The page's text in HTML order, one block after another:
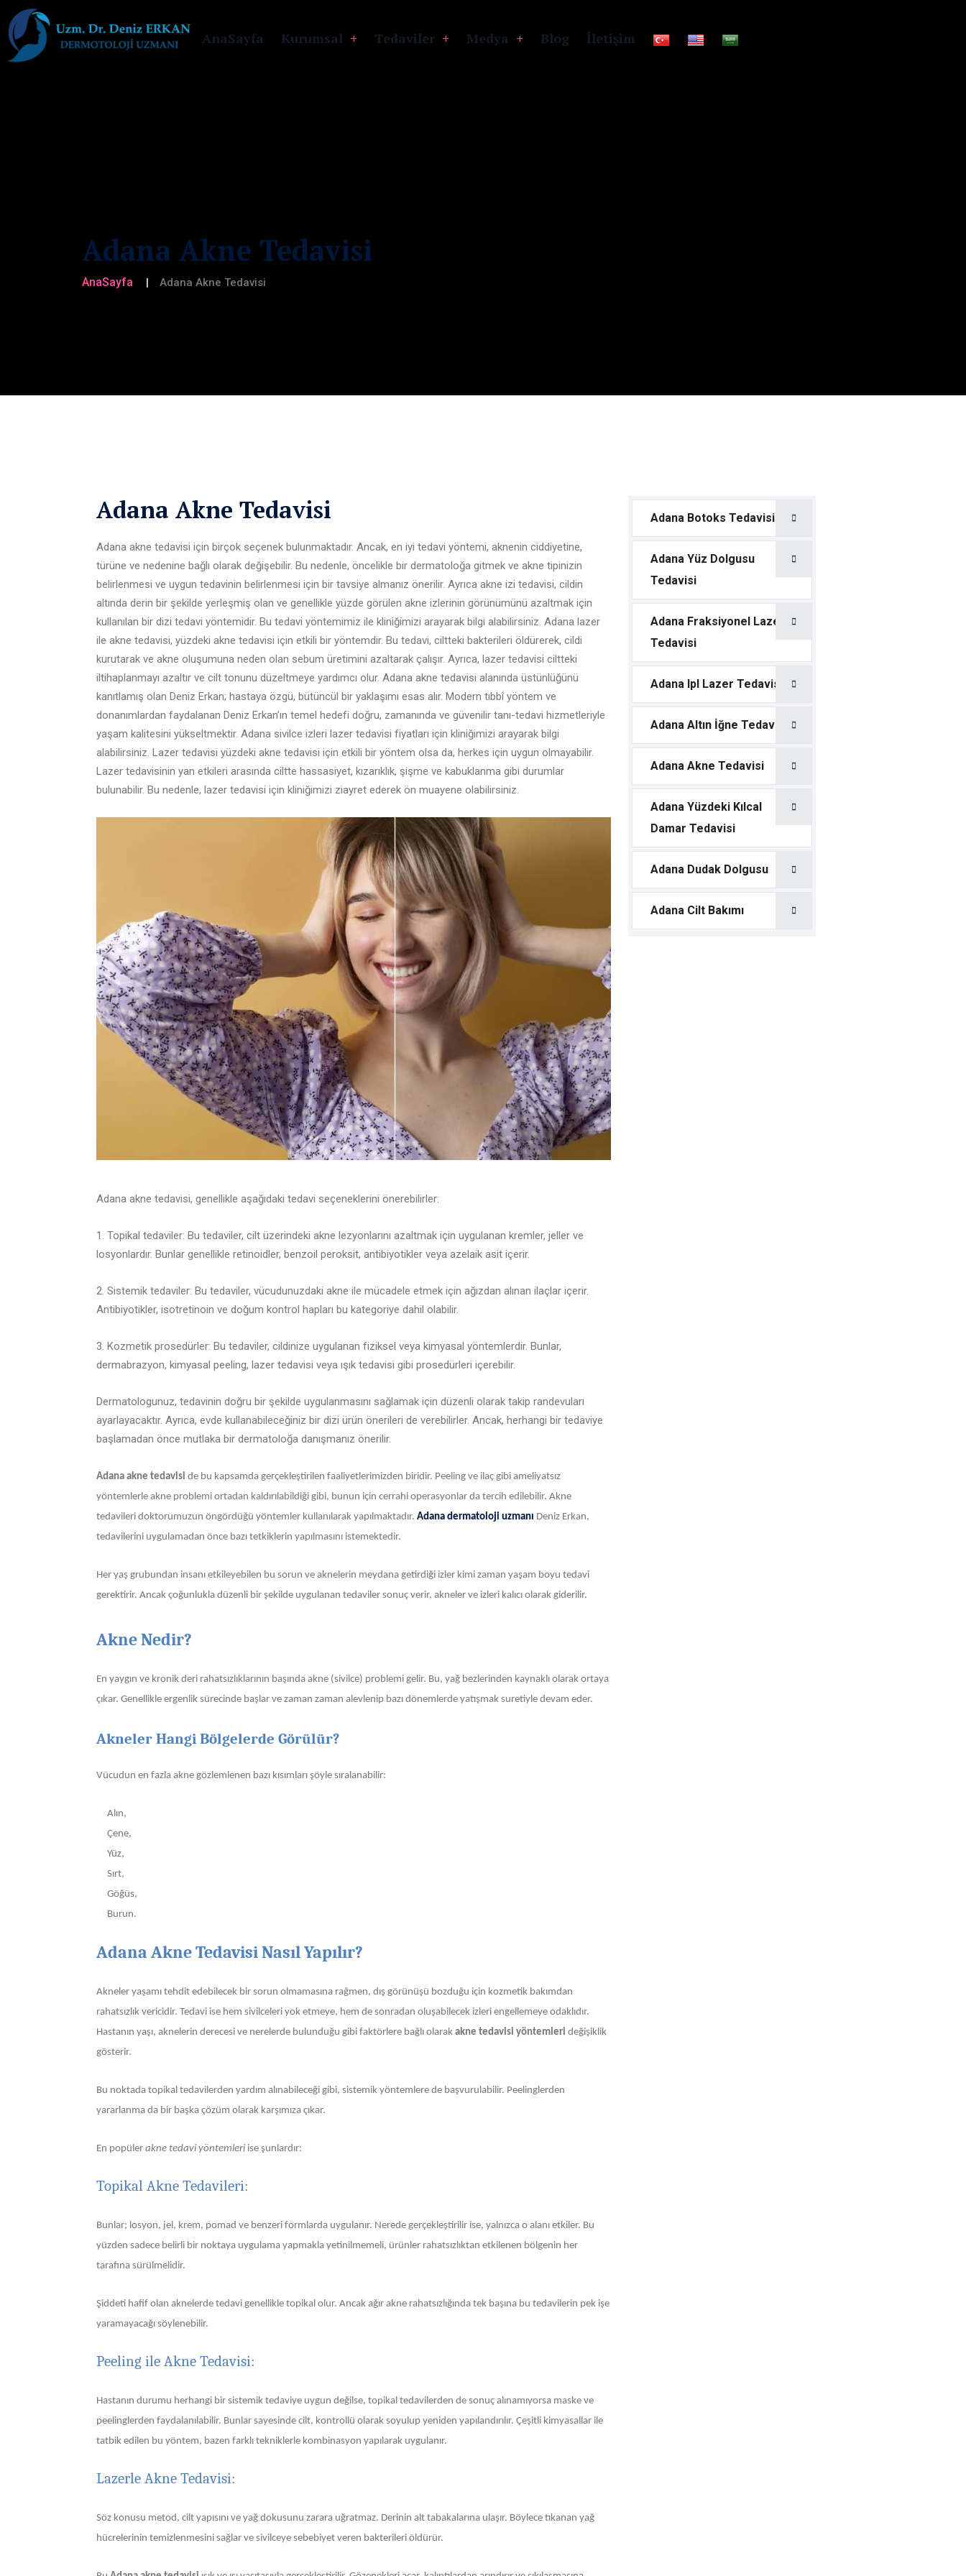
AnaSayfa Kurumsal Tedaviler Medya Blog İletişim
Adana Akne Tedavisi
AnaSayfa Adana Akne Tedavisi
Adana Akne Tedavisi
Adana akne tedavisi için birçok seçenek bulunmaktadır. Ancak, en iyi tedavi yöntemi, aknenin ciddiyetine,
türüne ve nedenine bağlı olarak değişebilir. Bu nedenle, öncelikle bir dermatoloğa gitmek ve akne tipinizin
belirlenmesi ve uygun tedavinin belirlenmesi için bir tavsiye almanız önerilir. Ayrıca akne izi tedavisi, cildin
altında derin bir şekilde yerleşmiş olan ve genellikle yüzde görülen akne izlerinin görünümünü azaltmak için
kullanılan bir dizi tedavi yöntemidir. Bu tedavi yöntemimiz ile kliniğimizi arayarak bilgi alabilirsiniz. Adana lazer
ile akne tedavisi, yüzdeki akne tedavisi için etkili bir yöntemdir. Bu tedavi, ciltteki bakterileri öldürerek, cildi
kurutarak ve akne oluşumuna neden olan sebum üretimini azaltarak çalışır. Ayrıca, lazer tedavisi ciltteki
iltihaplanmayı azaltır ve cilt tonunu düzeltmeye yardımcı olur. Adana akne tedavisi alanında üstünlüğünü
kanıtlamış olan Deniz Erkan; hastaya özgü, bütüncül bir yaklaşımı esas alır. Modern tıbbî yöntem ve
donanımlardan faydalanan Deniz Erkan’ın temel hedefi doğru, zamanında ve güvenilir tanı-tedavi hizmetleriyle
yaşam kalitesini yükseltmektir. Adana sivilce izleri lazer tedavisi fiyatları için kliniğimizi arayarak bilgi
alabilirsiniz. Lazer tedavisi yüzdeki akne tedavisi için etkili bir yöntem olsa da, herkes için uygun olmayabilir.
Lazer tedavisinin yan etkileri arasında ciltte hassasiyet, kızarıklık, şişme ve kabuklanma gibi durumlar
bulunabilir. Bu nedenle, lazer tedavisi için kliniğimizi ziayret ederek ön muayene olabilirsiniz.
Adana akne tedavisi, genellikle aşağıdaki tedavi seçeneklerini önerebilirler:
1. Topikal tedaviler: Bu tedaviler, cilt üzerindeki akne lezyonlarını azaltmak için uygulanan kremler, jeller ve
losyonlardır. Bunlar genellikle retinoidler, benzoil peroksit, antibiyotikler veya azelaik asit içerir.
2. Sistemik tedaviler: Bu tedaviler, vücudunuzdaki akne ile mücadele etmek için ağızdan alınan ilaçlar içerir.
Antibiyotikler, isotretinoin ve doğum kontrol hapları bu kategoriye dahil olabilir.
3. Kozmetik prosedürler: Bu tedaviler, cildinize uygulanan fiziksel veya kimyasal yöntemlerdir. Bunlar,
dermabrazyon, kimyasal peeling, lazer tedavisi veya ışık tedavisi gibi prosedürleri içerebilir.
Dermatologunuz, tedavinin doğru bir şekilde uygulanmasını sağlamak için düzenli olarak takip randevuları
ayarlayacaktır. Ayrıca, evde kullanabileceğiniz bir dizi ürün önerileri de verebilirler. Ancak, herhangi bir tedaviye
başlamadan önce mutlaka bir dermatoloğa danışmanız önerilir.
Adana akne tedavisi de bu kapsamda gerçekleştirilen faaliyetlerimizden biridir. Peeling ve ilaç gibi ameliyatsız
yöntemlerle akne problemi ortadan kaldırılabildiği gibi, bunun için cerrahi operasyonlar da tercih edilebilir. Akne
tedavileri doktorumuzun öngördüğü yöntemler kullanılarak yapılmaktadır. Adana dermatoloji uzmanı Deniz Erkan,
tedavilerini uygulamadan önce bazı tetkiklerin yapılmasını istemektedir.
Her yaş grubundan insanı etkileyebilen bu sorun ve aknelerin meydana getirdiği izler kimi zaman yaşam boyu tedavi
gerektirir. Ancak çoğunlukla düzenli bir şekilde uygulanan tedaviler sonuç verir, akneler ve izleri kalıcı olarak giderilir.
Akne Nedir?
En yaygın ve kronik deri rahatsızlıklarının başında akne (sivilce) problemi gelir. Bu, yağ bezlerinden kaynaklı olarak ortaya
çıkar. Genellikle ergenlik sürecinde başlar ve zaman zaman alevlenip bazı dönemlerde yatışmak suretiyle devam eder.
Akneler Hangi Bölgelerde Görülür?
Vücudun en fazla akne gözlemlenen bazı kısımları şöyle sıralanabilir:
Alın,
Çene,
Yüz,
Sırt,
Göğüs,
Burun.
Adana Akne Tedavisi Nasıl Yapılır?
Akneler yaşamı tehdit edebilecek bir sorun olmamasına rağmen, dış görünüşü bozduğu için kozmetik bakımdan
rahatsızlık vericidir. Tedavi ise hem sivilceleri yok etmeye, hem de sonradan oluşabilecek izleri engellemeye odaklıdır.
Hastanın yaşı, aknelerin derecesi ve nerelerde bulunduğu gibi faktörlere bağlı olarak akne tedavisi yöntemleri değişiklik
gösterir.
Bu noktada topikal tedavilerden yardım alınabileceği gibi, sistemik yöntemlere de başvurulabilir. Peelinglerden
yararlanma da bir başka çözüm olarak karşımıza çıkar.
En popüler akne tedavi yöntemleri ise şunlardır:
Topikal Akne Tedavileri:
Bunlar; losyon, jel, krem, pomad ve benzeri formlarda uygulanır. Nerede gerçekleştirilir ise, yalnızca o alanı etkiler. Bu
yüzden sadece belirli bir noktaya uygulama yapmakla yetinilmemeli, ürünler rahatsızlıktan etkilenen bölgenin her
tarafına sürülmelidir.
Şiddeti hafif olan aknelerde tedavi genellikle topikal olur. Ancak ağır akne rahatsızlığında tek başına bu tedavilerin pek işe
yaramayacağı söylenebilir.
Peeling ile Akne Tedavisi:
Hastanın durumu herhangi bir sistemik tedaviye uygun değilse, topikal tedavilerden de sonuç alınamıyorsa maske ve
peelinglerden faydalanılabilir. Bunlar sayesinde cilt, kontrollü olarak soyulup yeniden yapılandırılır. Çeşitli kimyasallar ile
tatbik edilen bu yöntem, bazen farklı tekniklerle kombinasyon yapılarak uygulanır.
Lazerle Akne Tedavisi:
Söz konusu metod, cilt yapısını ve yağ dokusunu zarara uğratmaz. Derinin alt tabakalarına ulaşır. Böylece tıkanan yağ
hücrelerinin temizlenmesini sağlar ve sivilceye sebebiyet veren bakterileri öldürür.
Adana Botoks Tedavisi
Adana Yüz Dolgusu
Tedavisi
Adana Fraksiyonel Lazer
Tedavisi
Adana Ipl Lazer Tedavisi
Adana Altın İğne Tedavisi
Adana Akne Tedavisi
Adana Yüzdeki Kılcal
Damar Tedavisi
Adana Dudak Dolgusu
Adana Cilt Bakımı